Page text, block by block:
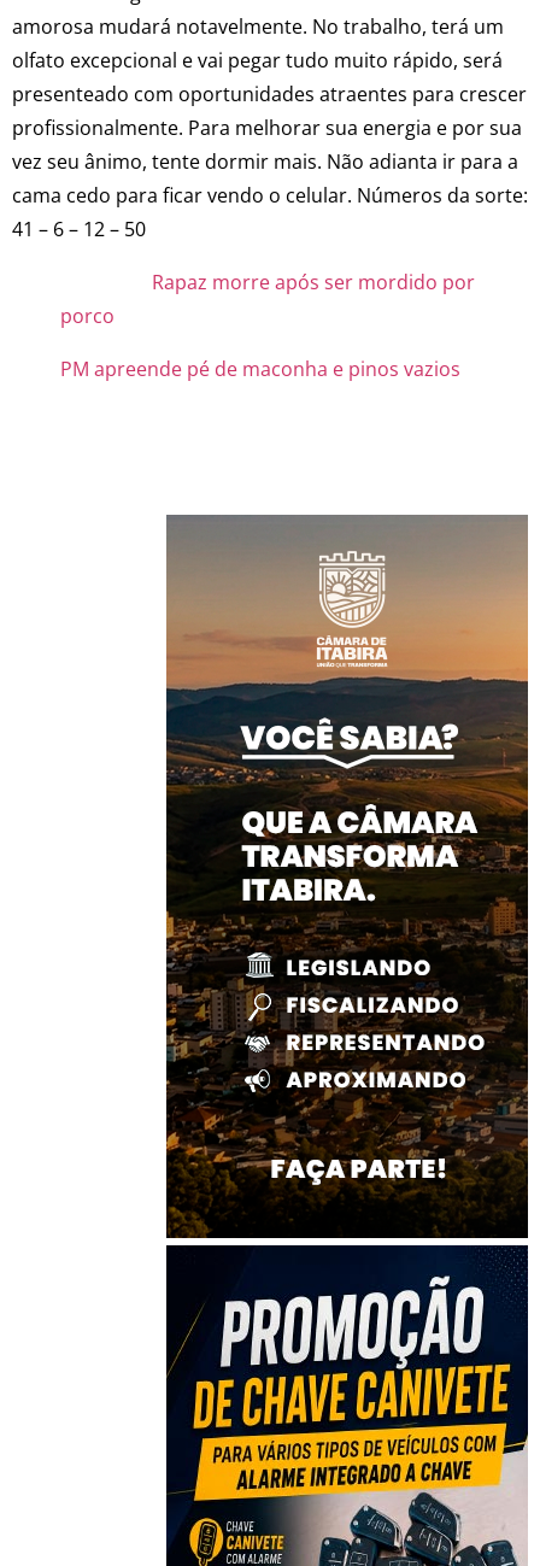
amorosa mudará notavelmente. No trabalho, terá um
olfato excepcional e vai pegar tudo muito rápido, será
presenteado com oportunidades atraentes para crescer
profissionalmente. Para melhorar sua energia e por sua
vez seu ânimo, tente dormir mais. Não adianta ir para a
cama cedo para ficar vendo o celular. Números da sorte:
41 – 6 – 12 – 50
Rapaz morre após ser mordido por
porco
PM apreende pé de maconha e pinos vazios